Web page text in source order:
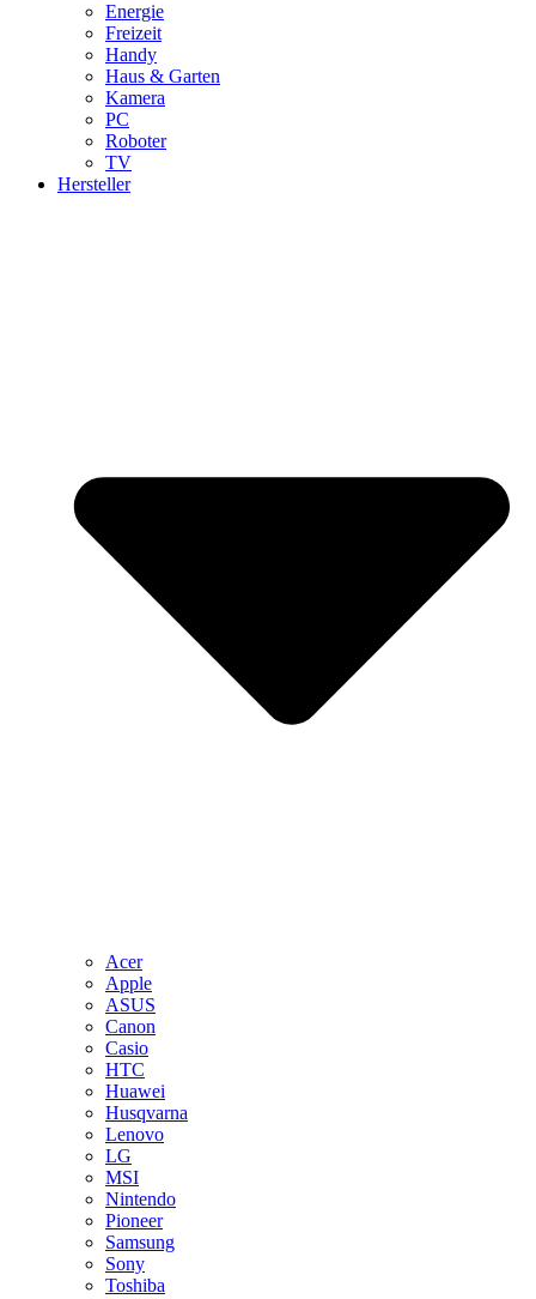
Energie
Freizeit
Handy
Haus & Garten
Kamera
PC
Roboter
TV
Hersteller
Acer
Apple
ASUS
Canon
Casio
HTC
Huawei
Husqvarna
Lenovo
LG
MSI
Nintendo
Pioneer
Samsung
Sony
Toshiba